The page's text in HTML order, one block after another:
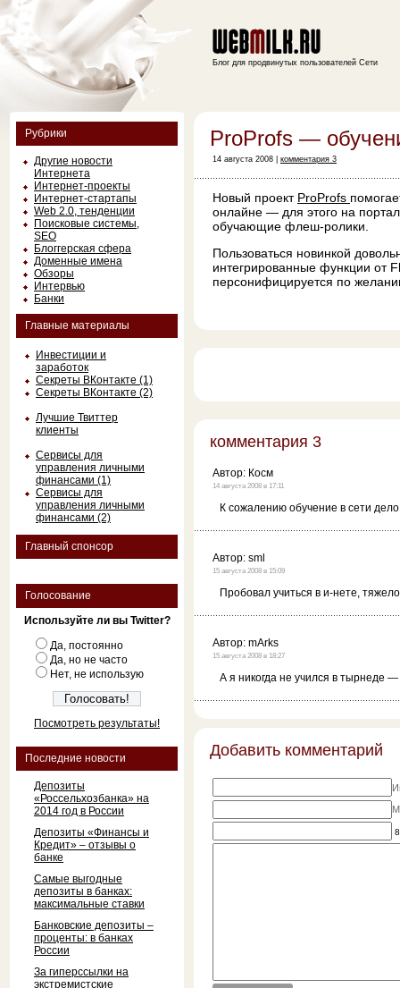
Рубрики
Другие новости
Интернета
Интернет-проекты
Интернет-стартапы
Web 2.0, тенденции
Поисковые системы,
SEO
Блоггерская сфера
Доменные имена
Обзоры
Интервью
Банки
Главные материалы
Инвестиции и
заработок
Секреты ВКонтакте (1)
Секреты ВКонтакте (2)
Лучшие Твиттер
клиенты
Сервисы для
управления личными
финансами (1)
Сервисы для
управления личными
финансами (2)
Главный спонсор
Голосование
Используйте ли вы Twitter?
Да, постоянно
Да, но не часто
Нет, не использую
Посмотреть результаты!
Последние новости
Депозиты
«Россельхозбанка» на
2014 год в России
Депозиты «Финансы и
Кредит» – отзывы о
банке
Самые выгодные
депозиты в банках:
максимальные ставки
Банковские депозиты –
проценты: в банках
России
За гиперссылки на
экстремистские
Блог для продвинутых пользователей Сети
ProProfs —
14 августа 2008 | комментария 3
Новый проект ProProfs
онлайне — для этого на
обучающие флеш-ролики.
Пользоваться новинкой
интегрированные функции от
персонифицируется по
комментария 3
Автор: Косм
14 августа 2008 в 17:11
К сожалению обучение в сети
Автор: sml
15 августа 2008 в 15:09
Пробовал учиться в и-нете, тяжело
Автор: mArks
15 августа 2008 в 18:27
А я никогда не учился в тырнеде
Добавить комментарий